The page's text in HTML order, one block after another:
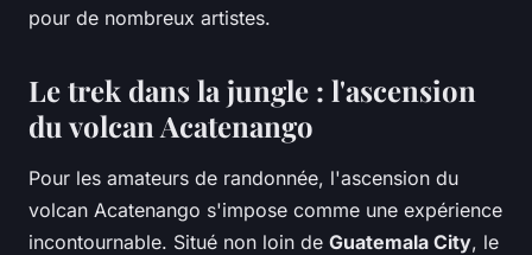
pour de nombreux artistes.
Le trek dans la jungle : l'ascension
du volcan Acatenango
Pour les amateurs de randonnée, l'ascension du
volcan Acatenango s'impose comme une expérience
incontournable. Situé non loin de Guatemala City, le